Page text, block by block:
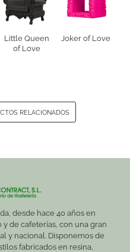
Little Queen
of Love
Joker of Love
RELACIONADOS
desde hace 40 años en
de cafeterías, con una gran
y nacional. Disponemos de
fabricados en resina,